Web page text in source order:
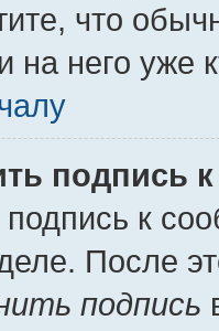
что
него уже
подпись
к
После
подпись